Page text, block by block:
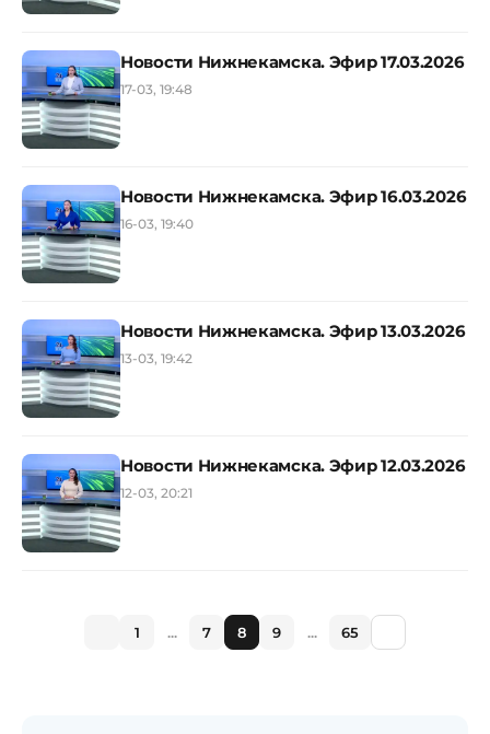
Новости Нижнекамска. Эфир 17.03.2026
17-03, 19:48
Новости Нижнекамска. Эфир 16.03.2026
16-03, 19:40
Новости Нижнекамска. Эфир 13.03.2026
13-03, 19:42
Новости Нижнекамска. Эфир 12.03.2026
12-03, 20:21
1 ... 7 8 9 ... 65